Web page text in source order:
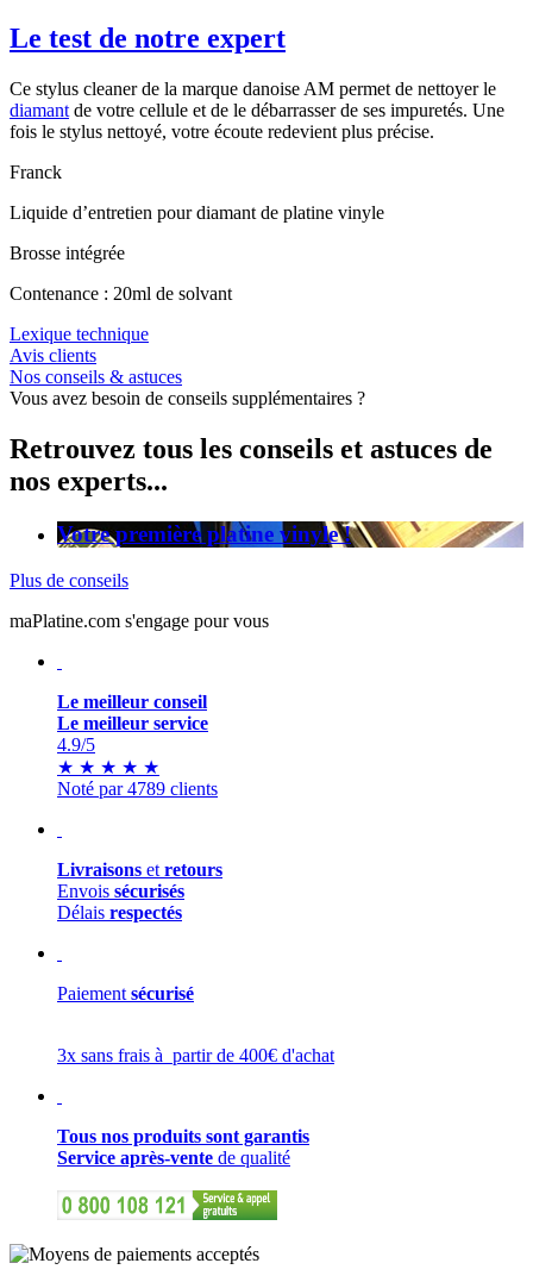
Le test de notre expert
Ce stylus cleaner de la marque danoise AM permet de nettoyer le
diamant de votre cellule et de le débarrasser de ses impuretés. Une
fois le stylus nettoyé, votre écoute redevient plus précise.
Franck
Liquide d’entretien pour diamant de platine vinyle
Brosse intégrée
Contenance : 20ml de solvant
Lexique technique
Avis clients
Nos conseils & astuces
Vous avez besoin de conseils supplémentaires ?
Retrouvez tous les conseils et astuces de
nos experts...
Votre première platine vinyle !
Plus de conseils
maPlatine.com s'engage pour vous
Le meilleur conseil
Le meilleur service
4.9/5
★ ★ ★ ★ ★
Noté par 4789 clients
Livraisons et retours
Envois sécurisés
Délais respectés
Paiement sécurisé
3x sans frais à partir de 400€ d'achat
Tous nos produits sont garantis
Service après-vente de qualité